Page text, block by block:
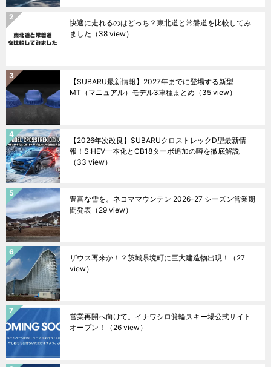
快適に走れるのはどっち？東北道と常磐道を比較してみ
ました （38 view）
【SUBARU最新情報】2027年までに登場する新型
MT（マニュアル）モデル3車種まとめ （35 view）
【2026年次改良】SUBARUクロストレックD型最新情
報！S:HEV一本化とCB18ターボ追加の噂を徹底解説
（33 view）
豊富な雪を。ネコママウンテン 2026-27 シーズン営業期
間発表 （29 view）
ザウス再来か！？茨城県境町に巨大建造物出現！
（27
view）
営業再開へ向けて。イナワシロ箕輪スキー場公式サイト
オープン！
（26 view）